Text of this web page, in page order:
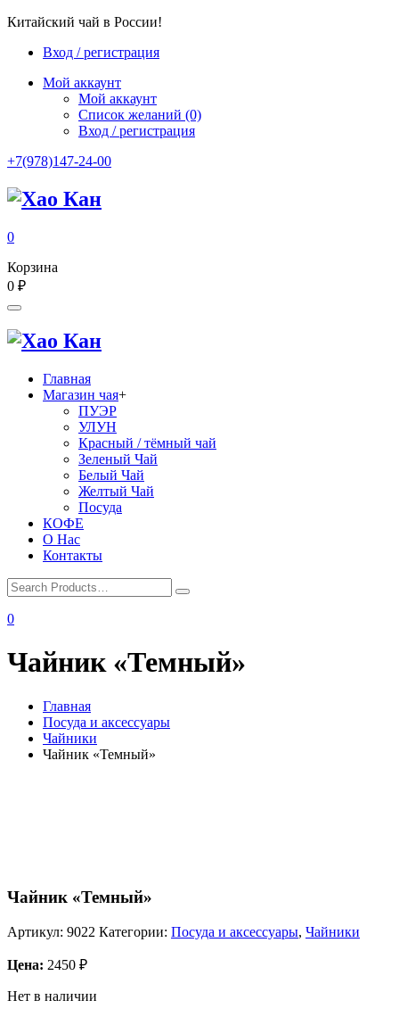
Китайский чай в России!
Вход / регистрация
Мой аккаунт
Мой аккаунт
Список желаний (0)
Вход / регистрация
+7(978)147-24-00
0
Корзина
0 ₽
Главная
Магазин чая+
ПУЭР
УЛУН
Красный / тёмный чай
Зеленый Чай
Белый Чай
Желтый Чай
Посуда
КОФЕ
О Нас
Контакты
0
Чайник «Темный»
Главная
Посуда и аксессуары
Чайники
Чайник «Темный»
Чайник «Темный»
Артикул: 9022 Категории: Посуда и аксессуары, Чайники
Цена: 2450 ₽
Нет в наличии